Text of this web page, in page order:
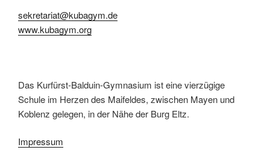
sekretariat@kubagym.de
www.kubagym.org
Das Kurfürst-Balduin-Gymnasium ist eine vierzügige
Schule im Herzen des Maifeldes, zwischen Mayen und
Koblenz gelegen, in der Nähe der Burg Eltz.
Impressum